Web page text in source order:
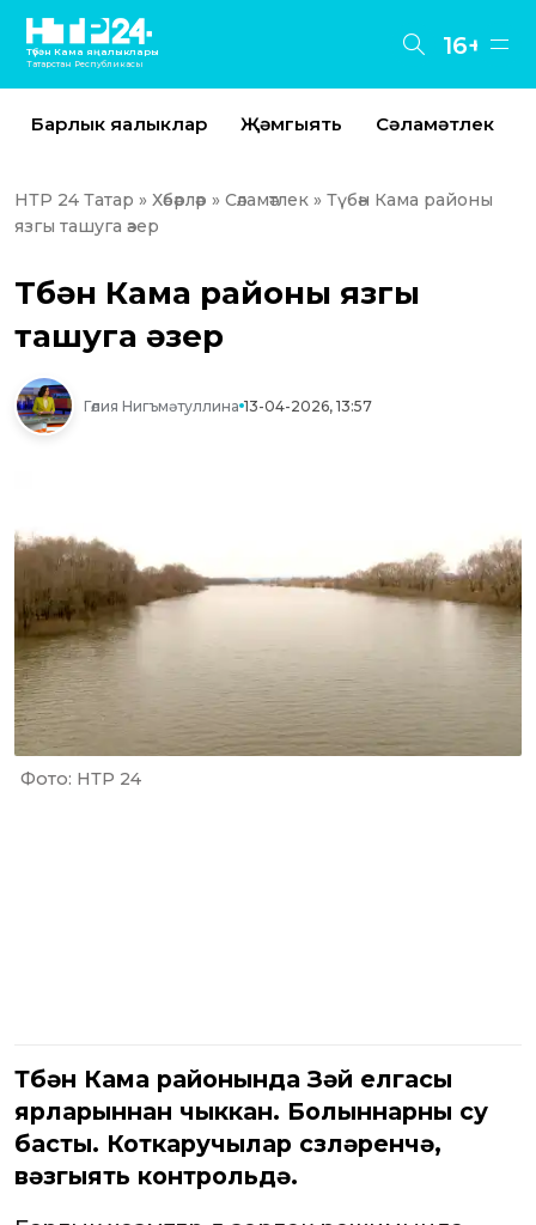
Түбән Кама яңалыклары
Татарстан Республикасы
16+
Барлык яңалыклар Җәмгыять Сәламәтлек
НТР 24 Татар » Хәбәрләр » Сәламәтлек » Түбән Кама районы
язгы ташуга әзер
Түбән Кама районы язгы
ташуга әзер
Гөлия Нигъмәтуллина 13-04-2026, 13:57
Фото: НТР 24
Түбән Кама районында Зәй елгасы
ярларыннан чыккан. Болыннарны су
басты. Коткаручылар сүзләренчә,
вәзгыять контрольдә.